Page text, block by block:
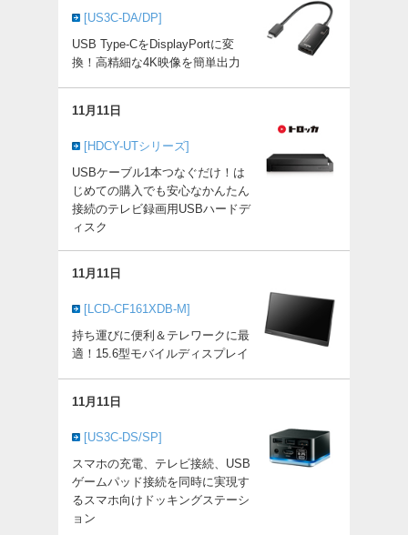
[US3C-DA/DP]
USB Type-CをDisplayPortに変
換！高精細な4K映像を簡単出力
11月11日
[HDCY-UTシリーズ]
USBケーブル1本つなぐだけ！は
じめての購入でも安心なかんたん
接続のテレビ録画用USBハードデ
ィスク
11月11日
[LCD-CF161XDB-M]
持ち運びに便利＆テレワークに最
適！15.6型モバイルディスプレイ
11月11日
[US3C-DS/SP]
スマホの充電、テレビ接続、USB
ゲームパッド接続を同時に実現す
るスマホ向けドッキングステーシ
ョン